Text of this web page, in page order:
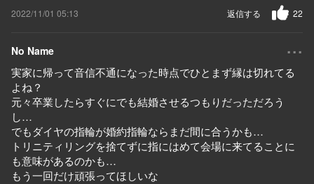
2022/11/01 05:13 22
返信する
No Name ...
実家に帰って音信不通になった時点でひとまず縁は切れてる
よね？
元々卒業したらすぐにでも結婚させるつもりだっただろう
し…
でもダイヤの指輪が婚約指輪ならまだ間に合うかも…
トリニティリングを捨てずに指にはめて会場に来てることに
も意味があるのかも…
もう一回だけ頑張ってほしいな